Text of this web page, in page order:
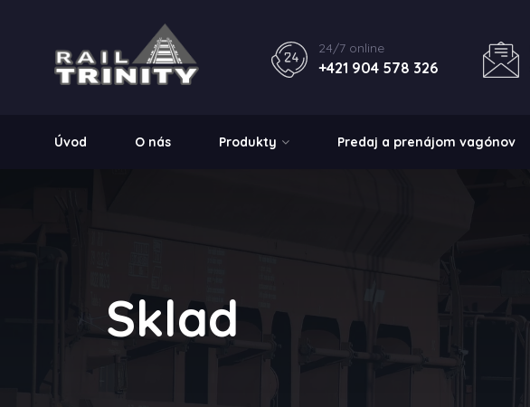
24/7 online
+421 904 578 326
Úvod O nás Produkty Predaj a prenájom vagónov
Sklad